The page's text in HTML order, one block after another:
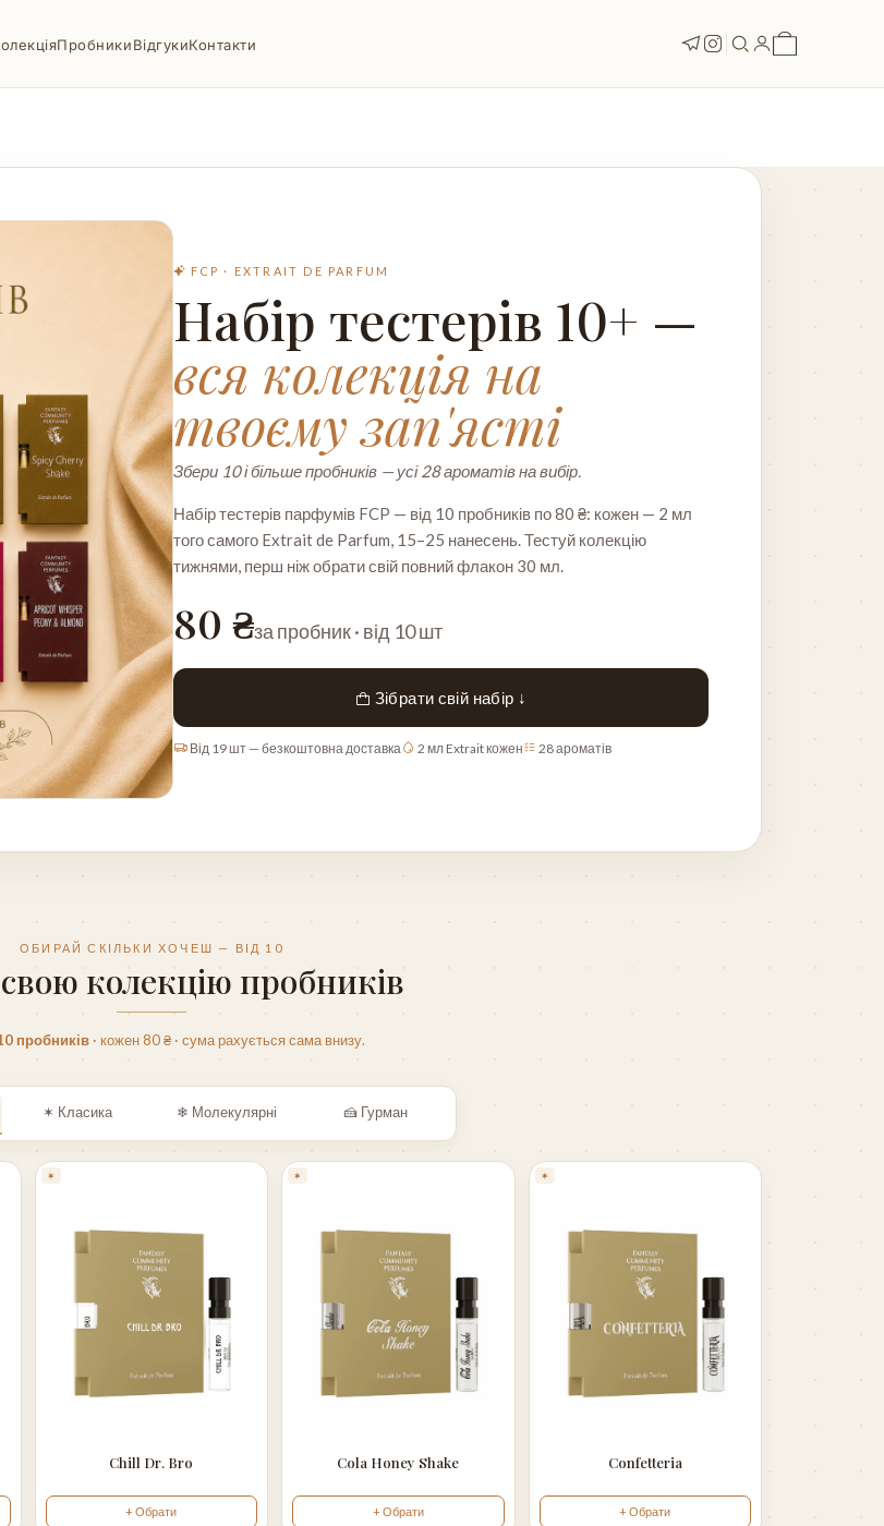
ПробникиВідгукиКонтакти
FCP · EXTRAIT DE PARFUM
Набір тестерів 10+ —
вся колекція на
твоєму зап'ясті
Збери 10 і більше пробників — усі 28 ароматів на вибір.
Набір тестерів парфумів FCP — від 10 пробників по 80 ₴: кожен — 2 мл
того самого Extrait de Parfum, 15–25 нанесень. Тестуй колекцію
тижнями, перш ніж обрати свій повний флакон 30 мл.
80 ₴за пробник · від 10 шт
Зібрати свій набір ↓
Від 19 шт — безкоштовна доставка 2 мл Extrait кожен 28 ароматів
ОБИРАЙ СКІЛЬКИ ХОЧЕШ — ВІД 10
колекцію пробників
пробників· кожен 80 ₴ · сума рахується сама внизу.
✶ Класика ❄ Молекулярні 🍰 Гурман
✶
Chill Dr. Bro
+ Обрати
✶
Cola Honey Shake
+ Обрати
✶
Confetteria
+ Обрати